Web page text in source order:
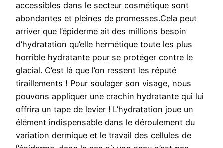
accessibles dans le secteur cosmétique sont
abondantes et pleines de promesses.Cela peut
arriver que l’épiderme ait des millions besoin
d’hydratation qu’elle hermétique toute les plus
horrible hydratante pour se protéger contre le
glacial. C’est là que l’on ressent les réputé
tiraillements ! Pour soulager son visage, nous
pouvons appliquer une crachin hydratante qui lui
offrira un tape de levier ! L’hydratation joue un
élément indispensable dans le déroulement du
variation dermique et le travail des cellules de